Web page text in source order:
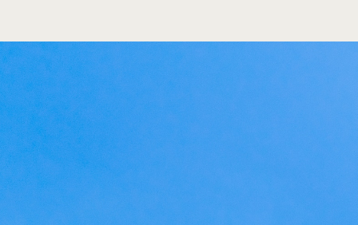
を行っています。 住宅の新築、リフォームのみならず、
福祉施設の建築も行っています。長く快適に住んで頂くた
め、プロとして誇りを持ち、土地選びから家づくりまでお
手伝いをさせて頂きます。